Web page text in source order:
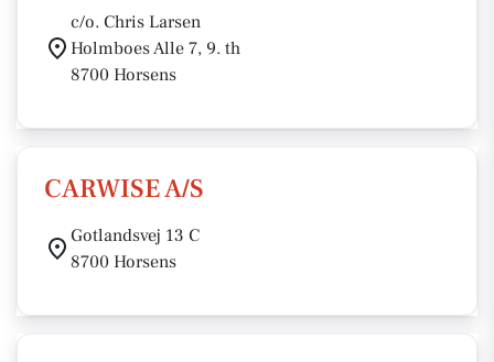
c/o. Chris Larsen
Holmboes Alle 7, 9. th
8700 Horsens
CARWISE A/S
Gotlandsvej 13 C
8700 Horsens